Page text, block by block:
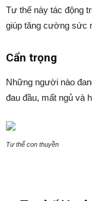
Tư thế này tác động
giúp tăng cường sức
Cẩn trọng
Những người nào
đau đầu, mất ngủ và
Tư thế con thuyền